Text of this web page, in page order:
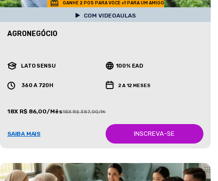
GANHE 2 POS PARA VOCE +1 PARA UM AMIGO
COM VIDEOAULAS
AGRONEGÓCIO
LATO SENSU 100% EAD
360 A 720H 2 A 12 MESES
18X R$ 86,00/Mês18X R$ 387,00/Mês
SAIBA MAIS INSCREVA-SE